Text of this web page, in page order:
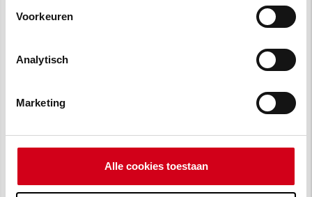
Voorkeuren
Analytisch
Marketing
Alle cookies toestaan
Soortgelijk nieuws